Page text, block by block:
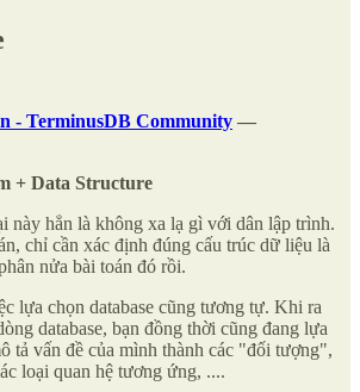
- TerminusDB Community —
+ Data Structure
này hẳn là không xa lạ gì với dân lập trình.
chỉ cần xác định đúng cấu trúc dữ liệu là
nửa bài toán đó rồi.
lựa chọn database cũng tương tự. Khi ra
database, bạn đồng thời cũng đang lựa
tả vấn đề của mình thành các "đối tượng",
loại quan hệ tương ứng, ....